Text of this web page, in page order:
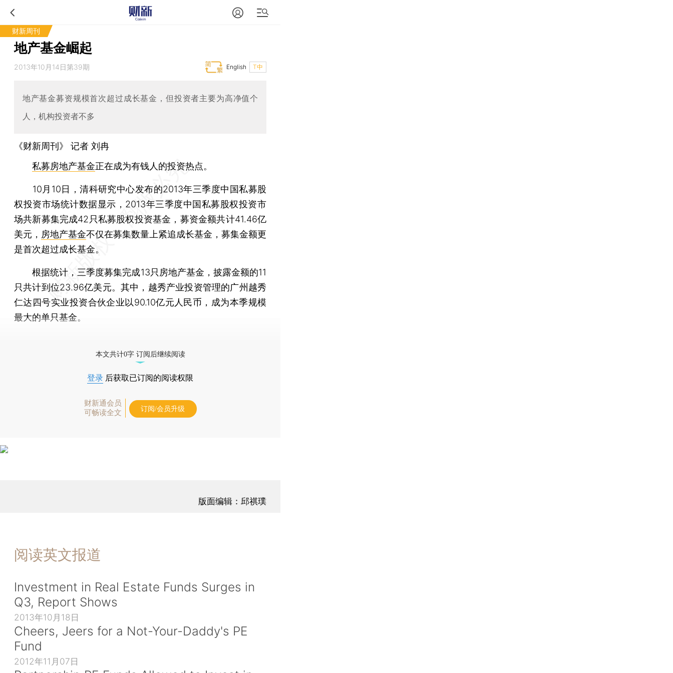
财新周刊
地产基金崛起
2013年10月14日第39期 T中
English
地产基金募资规模首次超过成长基金，但投资者主要为高净值个
人，机构投资者不多
《财新周刊》 记者 刘冉
私募房地产基金正在成为有钱人的投资热点。
10月10日，清科研究中心发布的2013年三季度中国私募股
权投资市场统计数据显示，2013年三季度中国私募股权投资市
场共新募集完成42只私募股权投资基金，募资金额共计41.46亿
美元， 房地产基金不仅在募集数量上紧追成长基金，募集金额更
是首次超过成长基金。
根据统计，三季度募集完成13只房地产基金，披露金额的11
只共计到位23.96亿美元。其中，越秀产业投资管理的广州越秀
仁达四号实业投资合伙企业以90.10亿元人民币，成为本季规模
最大的单只基金。
本文共计0字 订阅后继续阅读
登录 后获取已订阅的阅读权限
财新通会员
可畅读全文
订阅/会员升级
版面编辑：邱祺璞
阅读英文报道
Investment in Real Estate Funds Surges in
Q3, Report Shows
2013年10月18日
Cheers, Jeers for a Not-Your-Daddy's PE
Fund
2012年11月07日